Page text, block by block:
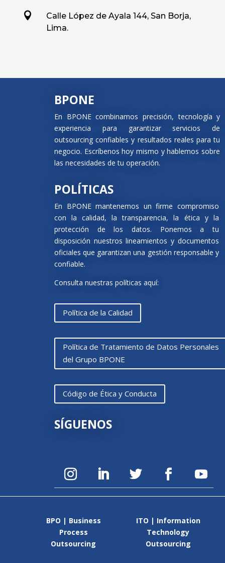

Calle López de Ayala 144, San Borja,
Lima.
BPONE
En BPONE combinamos precisión, tecnología y
experiencia para garantizar servicios de
outsourcing confiables y resultados reales para tu
negocio. Escríbenos hoy mismo y hablemos sobre
las necesidades de tu operación.
POLÍTICAS
En BPONE mantenemos un firme compromiso
con la calidad, la transparencia, la ética y la
protección de los datos. Ponemos a tu
disposición nuestros lineamientos y documentos
oficiales que garantizan una gestión responsable y
confiable.
Consulta nuestras políticas aquí:
Política de la Calidad
Política de Tratamiento de Datos Personales
del Grupo BPONE
Código de Ética y Conducta
SÍGUENOS
BPO | Business
Process
Outsourcing
ITO | Information
Technology
Outsourcing